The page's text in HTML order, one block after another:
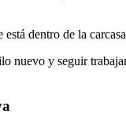
dentro de la
nuevo y seguir